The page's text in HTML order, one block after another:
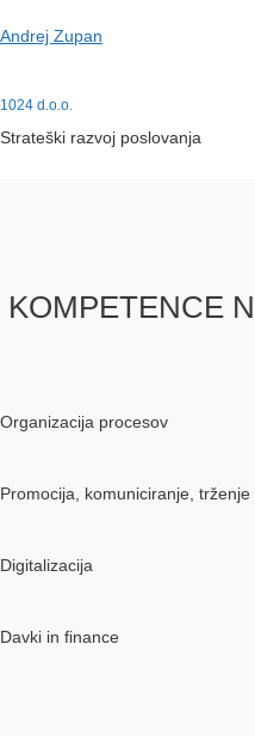
Andrej Zupan
1024 d.o.o.
Strateški razvoj poslovanja
KOMPETENCE
Organizacija procesov
Promocija, komuniciranje, trženje
Digitalizacija
Davki in finance